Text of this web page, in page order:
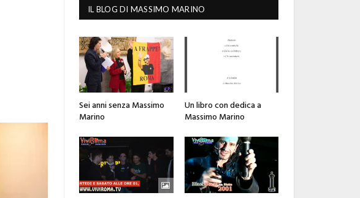
IL BLOG DI MASSIMO MARINO
Sei anni senza Massimo
Marino
Un libro con dedica a
Massimo Marino